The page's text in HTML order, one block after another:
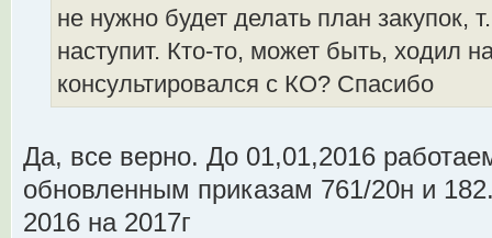
не нужно будет делать план закупок,
наступит. Кто-то, может быть, ходил
консультировался с КО? Спасибо
Да, все верно. До 01,01,2016
обновленным приказам 761/20н и
2016 на 2017г